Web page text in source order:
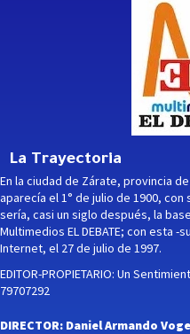
La Trayectoria
En la ciudad de Zárate, provincia
aparecía el 1° de julio de 1900,
sería, casi un siglo después, la
Multimedios EL DEBATE; con esta -
Internet, el 27 de julio de 1997.
EDITOR-PROPIETARIO: Un
79707292
DIRECTOR: Daniel Armando